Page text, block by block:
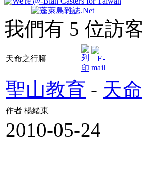
我們有 5 位訪
天命之行腳
聖山教育 - 天命
作者 楊緒東
2010-05-24